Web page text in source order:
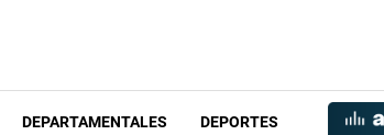
DEPARTAMENTALES DEPORTES